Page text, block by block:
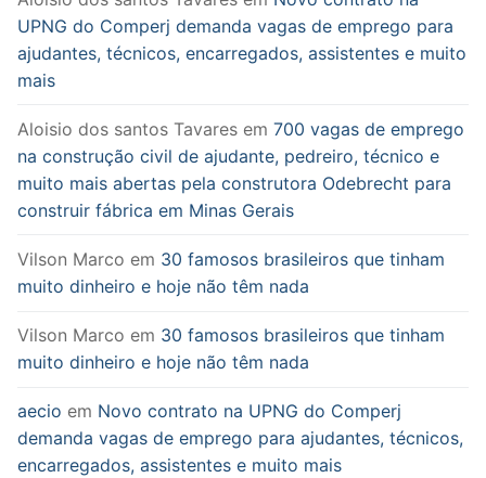
UPNG do Comperj demanda vagas de emprego para
ajudantes, técnicos, encarregados, assistentes e muito
mais
Aloisio dos santos Tavares em 700 vagas de emprego
na construção civil de ajudante, pedreiro, técnico e
muito mais abertas pela construtora Odebrecht para
construir fábrica em Minas Gerais
Vilson Marco em 30 famosos brasileiros que tinham
muito dinheiro e hoje não têm nada
Vilson Marco em 30 famosos brasileiros que tinham
muito dinheiro e hoje não têm nada
aecio em Novo contrato na UPNG do Comperj
demanda vagas de emprego para ajudantes, técnicos,
encarregados, assistentes e muito mais